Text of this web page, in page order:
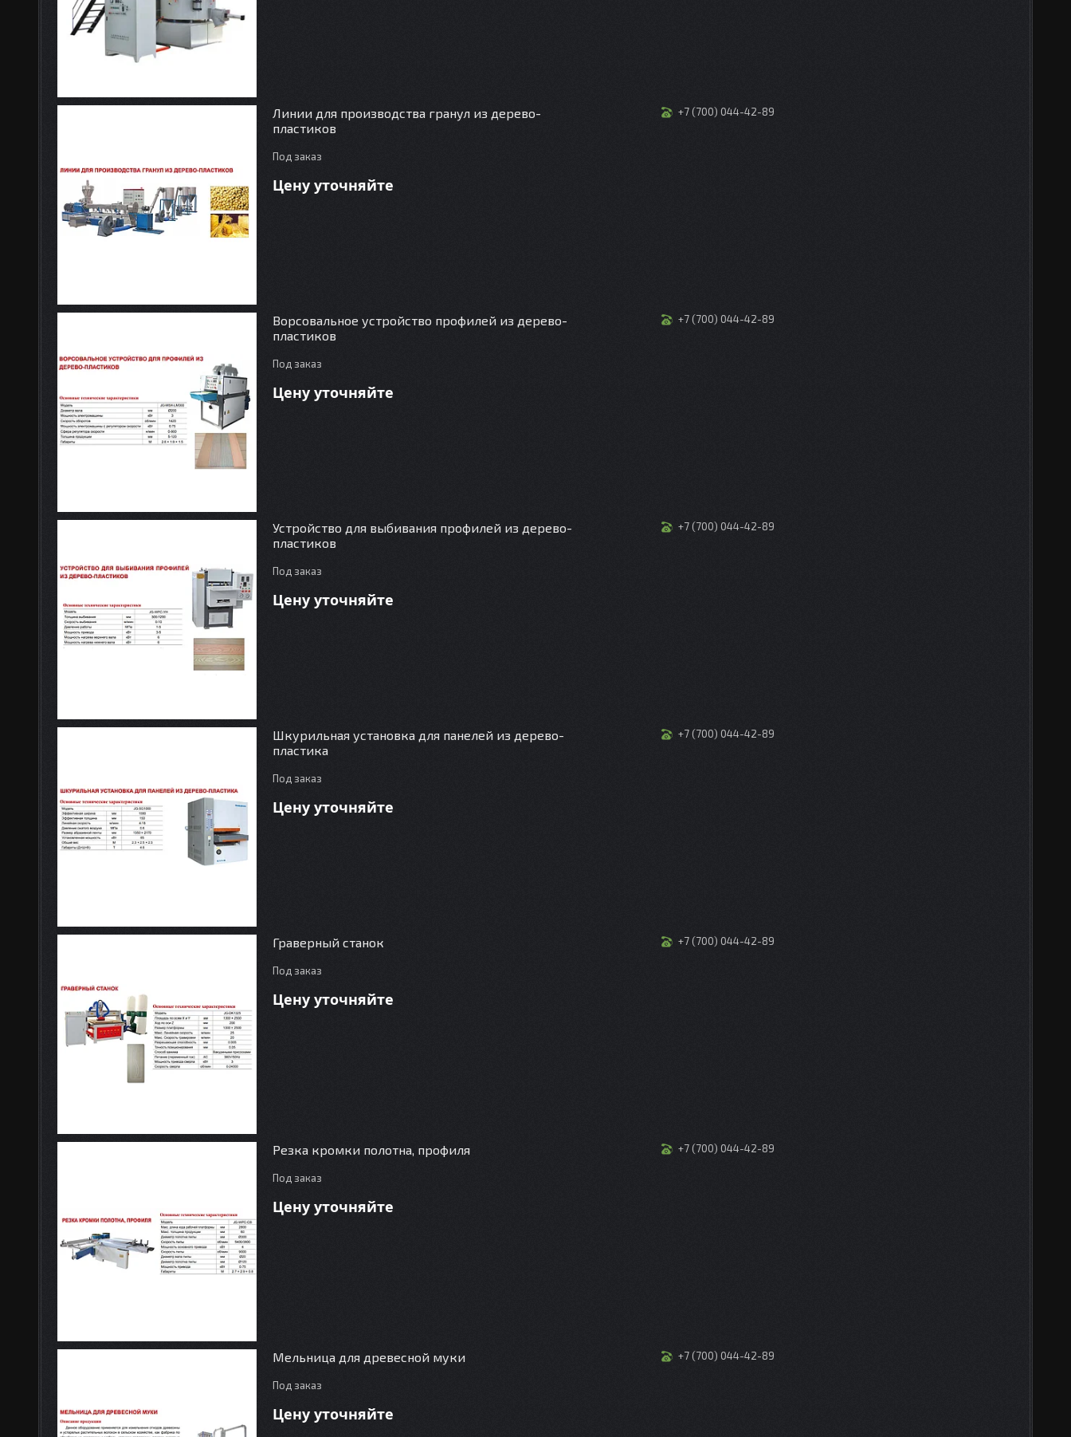
Линии для производства гранул из дерево-
пластиков
Под заказ
Цену уточняйте
+7 (700) 044-42-89
Ворсовальное устройство профилей из дерево-
пластиков
Под заказ
Цену уточняйте
+7 (700) 044-42-89
Устройство для выбивания профилей из дерево-
пластиков
Под заказ
Цену уточняйте
+7 (700) 044-42-89
Шкурильная установка для панелей из дерево-
пластика
Под заказ
Цену уточняйте
+7 (700) 044-42-89
Граверный станок
Под заказ
Цену уточняйте
+7 (700) 044-42-89
Резка кромки полотна, профиля
Под заказ
Цену уточняйте
+7 (700) 044-42-89
Мельница для древесной муки
Под заказ
Цену уточняйте
+7 (700) 044-42-89